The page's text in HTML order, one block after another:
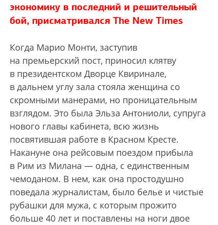
экономику в последний и решительный
бой, присматривался The New Times
Когда Марио Монти, заступив
на премьерский пост, приносил клятву
в президентском Дворце Квиринале,
в дальнем углу зала стояла женщина со
скромными манерами, но проницательным
взглядом. Это была Эльза Антониоли, супруга
нового главы кабинета, всю жизнь
посвятившая работе в Красном Кресте.
Накануне она рейсовым поездом прибыла
в Рим из Милана — одна, с единственным
чемоданом. В нем, как она простодушно
поведала журналистам, было белье и чистые
рубашки для мужа, с которым прожито
больше 40 лет и поставлены на ноги двое